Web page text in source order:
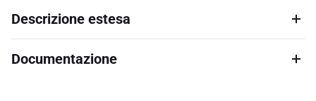
Descrizione estesa
Documentazione